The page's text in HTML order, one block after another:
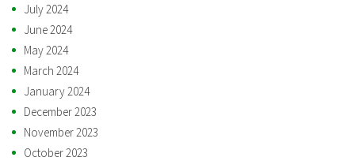
July 2024
June 2024
May 2024
March 2024
January 2024
December 2023
November 2023
October 2023